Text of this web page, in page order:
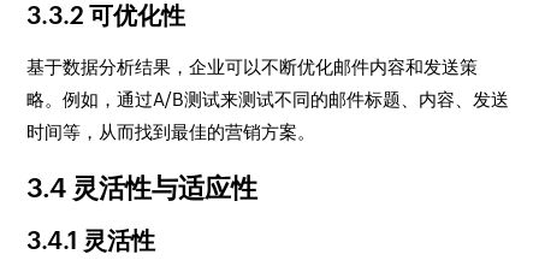
3.3.2 可优化性
基于数据分析结果，企业可以不断优化邮件内容和发送策
略。例如，通过A/B测试来测试不同的邮件标题、内容、发送
时间等，从而找到最佳的营销方案。
3.4 灵活性与适应性
3.4.1 灵活性